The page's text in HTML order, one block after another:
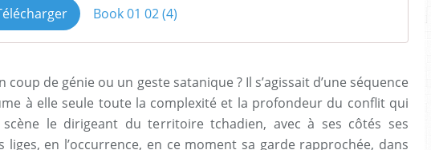
Book 01 02 (4)
coup de génie ou un geste satanique ? Il s’agissait d’une séquence
à elle seule toute la complexité et la profondeur du conflit qui
le dirigeant du territoire tchadien, avec à ses côtés ses
liges, en l’occurrence, en ce moment sa garde rapprochée, dans